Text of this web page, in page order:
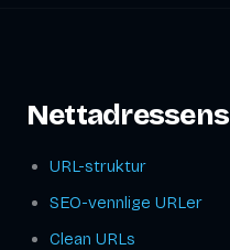
URL-struktur
SEO-vennlige URLer
Clean URLs